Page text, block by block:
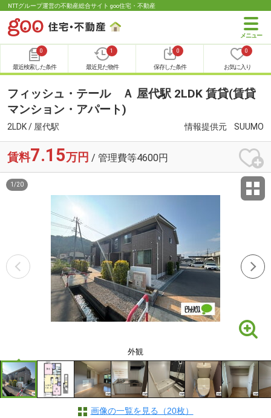
NTTグループ運営の不動産総合サイト goo住宅・不動産
0
最近検索した条件
1
最近見た物件
0
保存した条件
0
お気に入り
フィッシュ・テール Ａ 屋代駅 2LDK 賃貸(賃貸
マンション・アパート)
2LDK / 屋代駅 情報提供元 SUUMO
賃料7.15万円 / 管理費等4600円
外観
1 /20
画像の一覧を見る（20枚）